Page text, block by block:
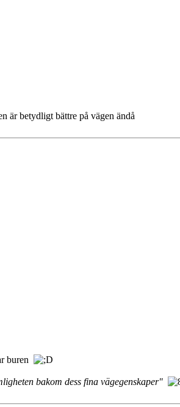
är betydligt bättre på vägen ändå
buren
bakom dess fina vägegenskaper"